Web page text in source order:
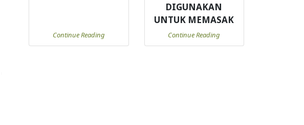
Continue Reading
DIGUNAKAN
UNTUK MEMASAK
Continue Reading